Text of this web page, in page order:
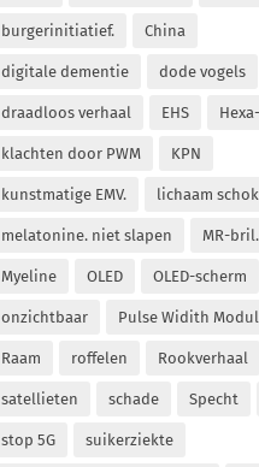
burgerinitiatief. China
digitale dementie dode vogels
draadloos verhaal EHS
klachten door PWM KPN
kunstmatige EMV. lichaam
melatonine. niet slapen MR-bril.
Myeline OLED OLED-scherm
onzichtbaar Pulse Widith
Raam roffelen Rookverhaal
satellieten schade Specht
stop 5G suikerziekte